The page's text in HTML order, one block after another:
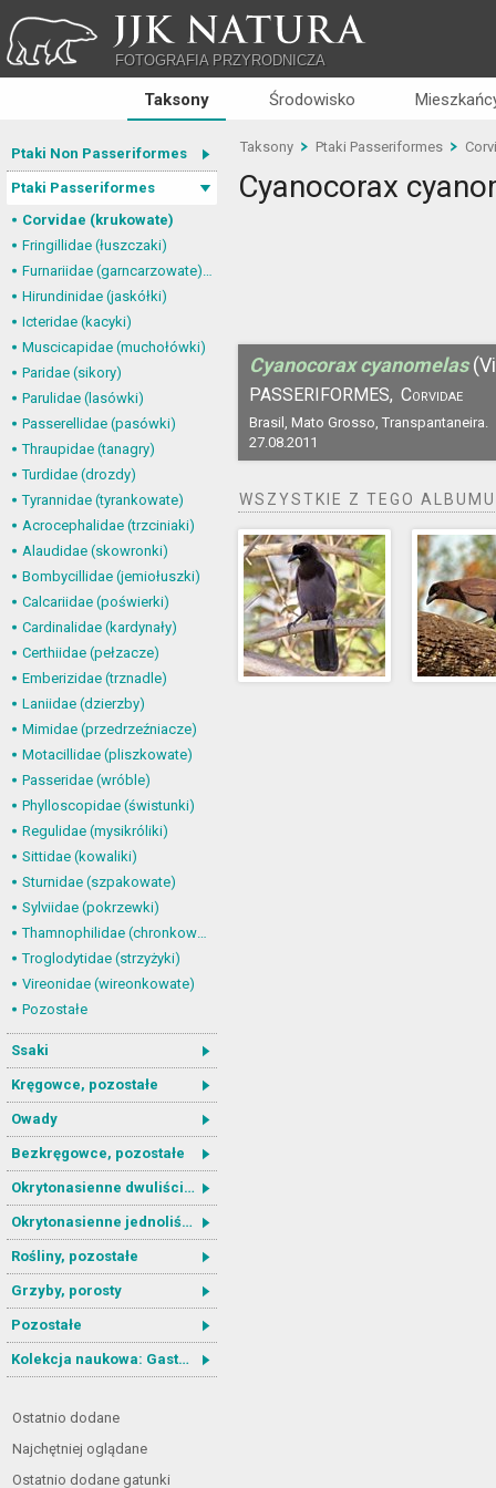
JJK NATURA
FOTOGRAFIA PRZYRODNICZA
Taksony Środowisko
Ptaki Non Passeriformes
Ptaki Passeriformes
Corvidae (krukowate)
Fringillidae (łuszczaki)
Furnariidae (garncarzowate) i Dendrocolaptidae (tęgosterowate)
Hirundinidae (jaskółki)
Icteridae (kacyki)
Muscicapidae (muchołówki)
Paridae (sikory)
Parulidae (lasówki)
Passerellidae (pasówki)
Thraupidae (tanagry)
Turdidae (drozdy)
Tyrannidae (tyrankowate)
Acrocephalidae (trzciniaki)
Alaudidae (skowronki)
Bombycillidae (jemiołuszki)
Calcariidae (poświerki)
Cardinalidae (kardynały)
Certhiidae (pełzacze)
Emberizidae (trznadle)
Laniidae (dzierzby)
Mimidae (przedrzeźniacze)
Motacillidae (pliszkowate)
Passeridae (wróble)
Phylloscopidae (świstunki)
Regulidae (mysikróliki)
Sittidae (kowaliki)
Sturnidae (szpakowate)
Sylviidae (pokrzewki)
Thamnophilidae (chronkowate)
Troglodytidae (strzyżyki)
Vireonidae (wireonkowate)
Pozostałe
Ssaki
Kręgowce, pozostałe
Owady
Bezkręgowce, pozostałe
Okrytonasienne dwuliścienne
Okrytonasienne jednoliścienne
Rośliny, pozostałe
Grzyby, porosty
Pozostałe
Kolekcja naukowa: Gastrotricha
Ostatnio dodane
Najchętniej oglądane
Ostatnio dodane gatunki
Taksony Ptaki Passeriformes
Cyanocorax
Cyanocorax cyanomelas
PASSERIFORMES, Corvidae
Brasil, Mato Grosso, Transpantaneira.
27.08.2011
WSZYSTKIE Z TEGO ALBUMU